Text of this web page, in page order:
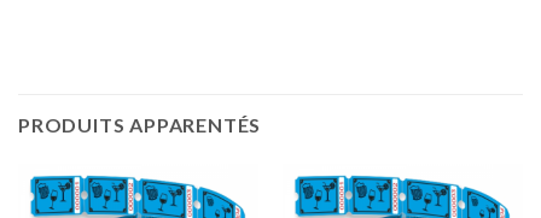
PRODUITS APPARENTÉS